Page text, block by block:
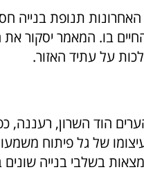
האחרונות תנופת בנייה
בו. המאמר יסקור את
על עתיד האזור.
הוד השרון, רעננה,